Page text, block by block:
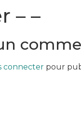
– –
connecter pour